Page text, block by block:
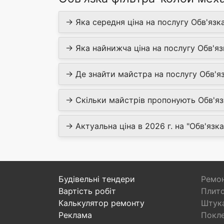
→ Яка середня ціна на послугу
→ Яка найнижча ціна на послугу
→ Де знайти майстра на послугу
→ Скільки майстрів пропонують
→ Актуальна ціна в 2026 г. на
Будівельні тендери
Вартість робіт
Калькулятор ремонту
Реклама